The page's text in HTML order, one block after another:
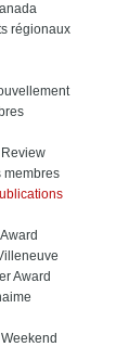
régionaux
Award